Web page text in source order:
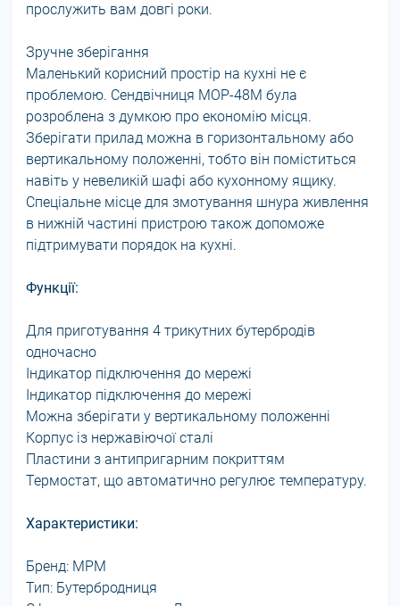
прослужить вам довгі роки.
Зручне зберігання
Маленький корисний простір на кухні не є
проблемою. Сендвічниця MOP-48M була
розроблена з думкою про економію місця.
Зберігати прилад можна в горизонтальному або
вертикальному положенні, тобто він поміститься
навіть у невеликій шафі або кухонному ящику.
Спеціальне місце для змотування шнура живлення
в нижній частині пристрою також допоможе
підтримувати порядок на кухні.
Функції:
Для приготування 4 трикутних бутербродів
одночасно
Індикатор підключення до мережі
Індикатор підключення до мережі
Можна зберігати у вертикальному положенні
Корпус із нержавіючої сталі
Пластини з антипригарним покриттям
Термостат, що автоматично регулює температуру.
Характеристики:
Бренд: MPM
Тип: Бутербродниця